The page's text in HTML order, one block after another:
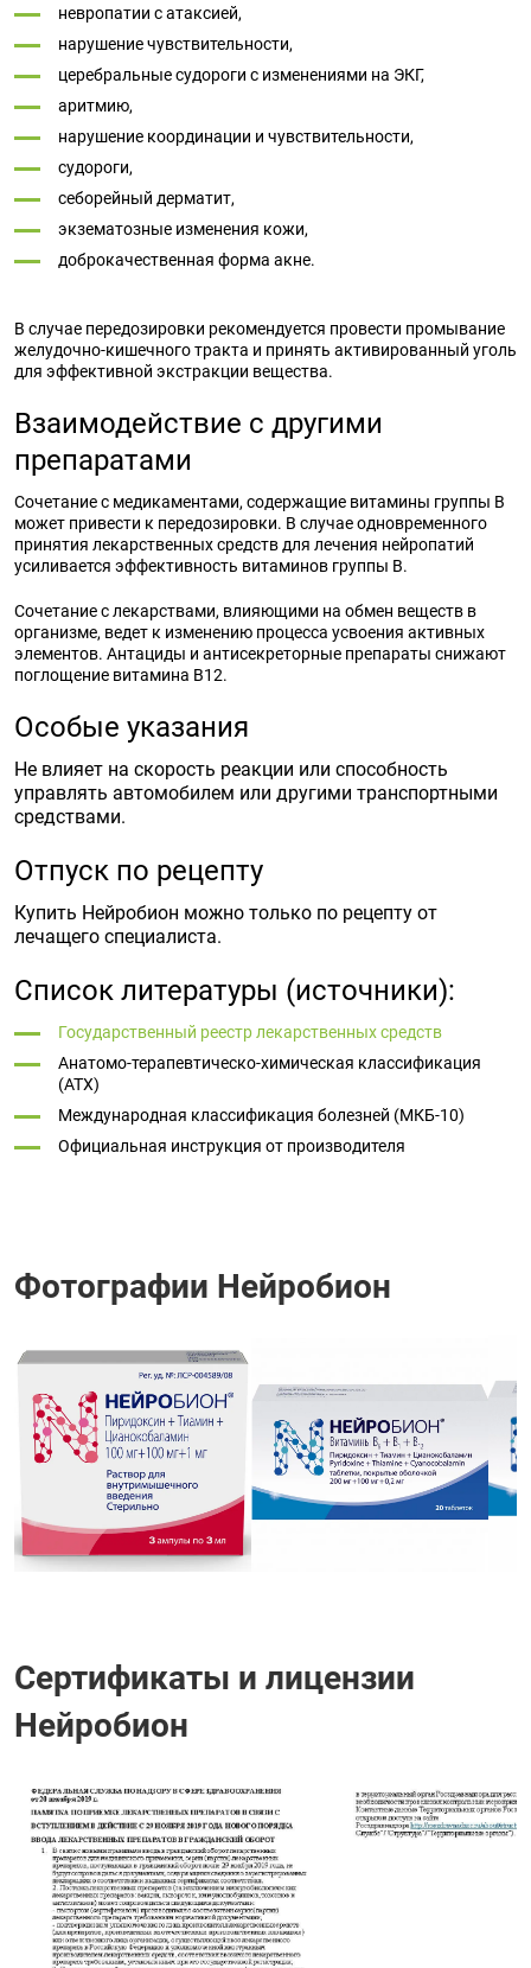
невропатии с атаксией,
нарушение чувствительности,
церебральные судороги с изменениями на ЭКГ,
аритмию,
нарушение координации и чувствительности,
судороги,
себорейный дерматит,
экзематозные изменения кожи,
доброкачественная форма акне.
В случае передозировки рекомендуется провести промывание
желудочно-кишечного тракта и принять активированный уголь
для эффективной экстракции вещества.
Взаимодействие с другими
препаратами
Сочетание с медикаментами, содержащие витамины группы B
может привести к передозировки. В случае одновременного
принятия лекарственных средств для лечения нейропатий
усиливается эффективность витаминов группы В.
Сочетание с лекарствами, влияющими на обмен веществ в
организме, ведет к изменению процесса усвоения активных
элементов. Антациды и антисекреторные препараты снижают
поглощение витамина B12.
Особые указания
Не влияет на скорость реакции или способность
управлять автомобилем или другими транспортными
средствами.
Отпуск по рецепту
Купить Нейробион можно только по рецепту от
лечащего специалиста.
Список литературы (источники):
Государственный реестр лекарственных средств
Анатомо-терапевтическо-химическая классификация
(ATX)
Международная классификация болезней (МКБ-10)
Официальная инструкция от производителя
Фотографии Нейробион
Сертификаты и лицензии
Нейробион